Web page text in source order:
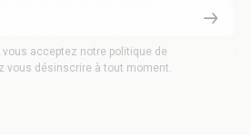
acceptez notre politique de
vous désinscrire à tout moment.